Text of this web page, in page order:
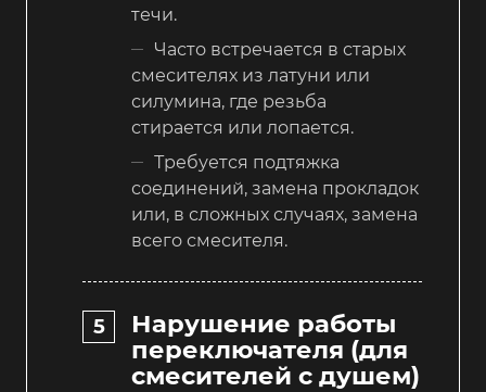
течи.
Часто встречается в старых
смесителях из латуни или
силумина, где резьба
стирается или лопается.
Требуется подтяжка
соединений, замена прокладок
или, в сложных случаях, замена
всего смесителя.
Нарушение работы
переключателя (для
смесителей с душем)